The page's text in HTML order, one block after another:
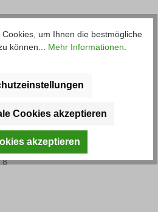
FS
um Ihnen die bestmögliche
können... Mehr Informationen
Cookies akzeptieren
akzeptieren